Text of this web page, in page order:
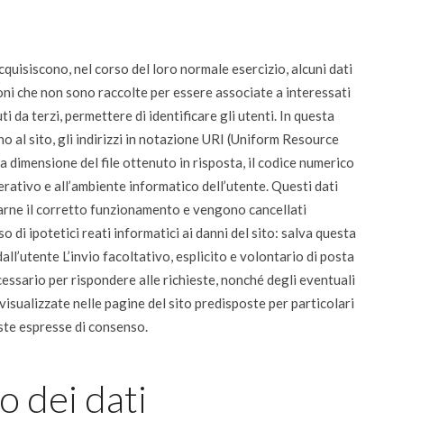
nel corso del loro normale esercizio, alcuni dati
che non sono raccolte per essere associate a interessati
da terzi, permettere di identificare gli utenti. In questa
al sito, gli indirizzi in notazione URI (Uniform Resource
del file ottenuto in risposta, il codice numerico
e all’ambiente informatico dell’utente. Questi dati
il corretto funzionamento e vengono cancellati
di ipotetici reati informatici ai danni del sito: salva questa
L’invio facoltativo, esplicito e volontario di posta
per rispondere alle richieste, nonché degli eventuali
nelle pagine del sito predisposte per particolari
espresse di consenso.
dei dati